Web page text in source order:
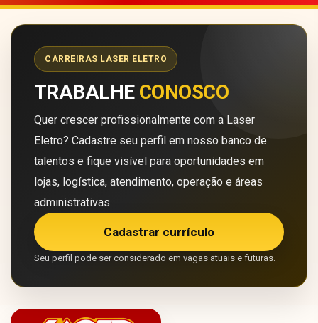
CARREIRAS LASER ELETRO
TRABALHE CONOSCO
Quer crescer profissionalmente com a Laser
Eletro? Cadastre seu perfil em nosso banco de
talentos e fique visível para oportunidades em
lojas, logística, atendimento, operação e áreas
administrativas.
Cadastrar currículo
Seu perfil pode ser considerado em vagas atuais e futuras.